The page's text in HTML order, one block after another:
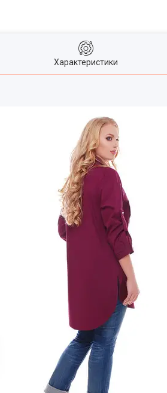
Характеристики